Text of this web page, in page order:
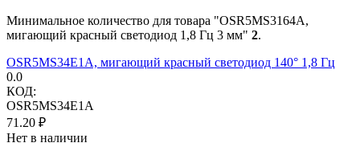
Минимальное количество для товара "OSR5MS3164A,
мигающий красный светодиод 1,8 Гц 3 мм" 2.
OSR5MS34E1A, мигающий красный светодиод 140° 1,8 Гц
0.0
КОД:
OSR5MS34E1A
71.20 ₽
Нет в наличии